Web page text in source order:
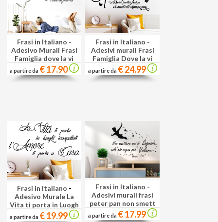
Frasi in Italiano -
Adesivo Murali Frasi
Famiglia dove la vi
a partire da € 17.90
Frasi in Italiano -
Adesivi murali Frasi
Famiglia Dove la vi
a partire da € 24.99
Frasi in Italiano -
Adesivo Murale La
Vita ti porta in Luogh
a partire da € 19.99
Frasi in Italiano -
Adesivi murali frasi
peter pan non smett
a partire da € 17.99